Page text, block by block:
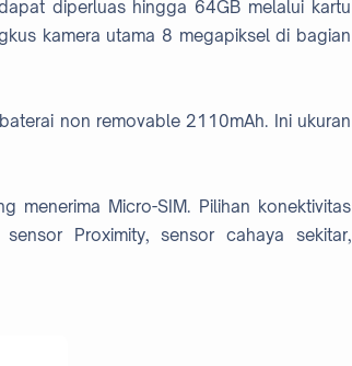
diperluas hingga 64GB melalui kartu
kamera utama 8 megapiksel di bagian
non removable 2110mAh. Ini ukuran
menerima Micro-SIM. Pilihan konektivitas
Proximity, sensor cahaya sekitar,